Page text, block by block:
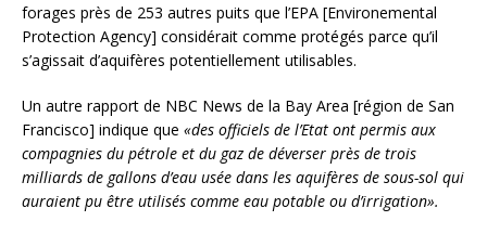
forages près de 253 autres puits que l’EPA [Environemental
Protection Agency] considérait comme protégés parce qu’il
s’agissait d’aquifères potentiellement utilisables.
Un autre rapport de NBC News de la Bay Area [région de San
Francisco] indique que «des officiels de l’Etat ont permis aux
compagnies du pétrole et du gaz de déverser près de trois
milliards de gallons d’eau usée dans les aquifères de sous-sol qui
auraient pu être utilisés comme eau potable ou d’irrigation».